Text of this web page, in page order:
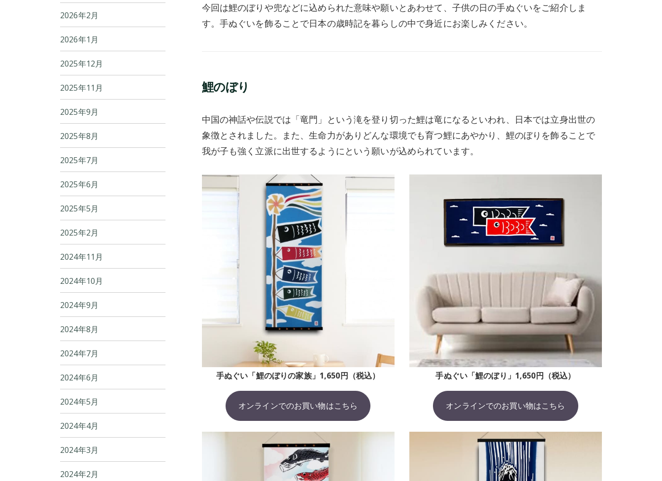
今回は鯉のぼりや兜などに込められた意味や願いとあわせて、子供の日の手ぬぐいをご紹介しま
す。手ぬぐいを飾ることで日本の歳時記を暮らしの中で身近にお楽しみください。
鯉のぼり
中国の神話や伝説では「竜門」という滝を登り切った鯉は竜になるといわれ、日本では立身出世の
象徴とされました。また、生命力がありどんな環境でも育つ鯉にあやかり、鯉のぼりを飾ることで
我が子も強く立派に出世するようにという願いが込められています。
手ぬぐい「鯉のぼりの家族」1,650円（税込）
オンラインでのお買い物はこちら
手ぬぐい「鯉のぼり」1,650円（税込）
オンラインでのお買い物はこちら
2026年2月
2026年1月
2025年12月
2025年11月
2025年9月
2025年8月
2025年7月
2025年6月
2025年5月
2025年2月
2024年11月
2024年10月
2024年9月
2024年8月
2024年7月
2024年6月
2024年5月
2024年4月
2024年3月
2024年2月